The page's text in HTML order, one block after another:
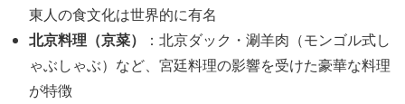
東人の食文化は世界的に有名
北京料理（京菜）
：北京ダック・涮羊肉（モンゴル式し
ゃぶしゃぶ）など、宮廷料理の影響を受けた豪華な料理
が特徴